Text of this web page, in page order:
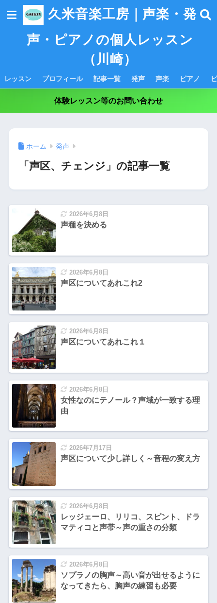
久米音楽工房｜声楽・発
声・ピアノの個人レッスン
（川崎）
レッスン プロフィール 記事一覧 発声 声楽 ピアノ
体験レッスン等のお問い合わせ
ホーム 発声
「声区、チェンジ」の記事一覧
2026年6月8日
声種を決める
2026年6月8日
声区についてあれこれ2
2026年6月8日
声区についてあれこれ１
2026年6月8日
女性なのにテノール？声域が一致する理
由
2026年7月17日
声区について少し詳しく～音程の変え方
2026年6月8日
レッジェーロ、リリコ、スピント、ドラ
マティコと声帯～声の重さの分類
2026年6月8日
ソプラノの胸声～高い音が出せるように
なってきたら、胸声の練習も必要